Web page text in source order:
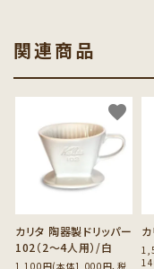
関連商品
カリタ 陶器製ドリッパー
102（2～4人用）/白
1,100円(本体1,000円、税
favorite